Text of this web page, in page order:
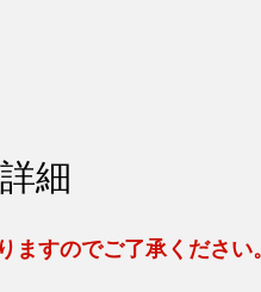
細
すのでご了承ください。